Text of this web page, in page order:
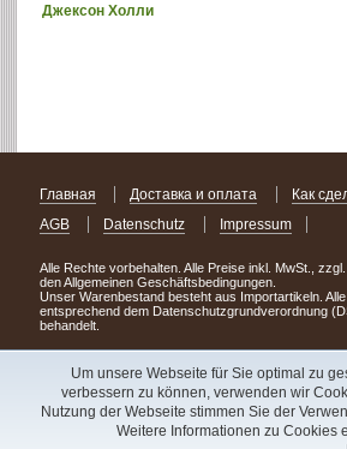
Um unsere Webseite für Sie optimal zu
verbessern zu können, verwenden wir
Nutzung der Webseite stimmen Sie der
Weitere Informationen zu Cookies
Джексон Холли
Главная Доставка и оплата
Как
AGB
Datenschutz Impressum
Alle Rechte vorbehalten. Alle Preise inkl. MwSt.,
den Allgemeinen Geschäftsbedingungen.
Unser Warenbestand besteht aus Importartikeln.
entsprechend dem Datenschutzgrundverordnung
behandelt.
Сделав заказ сегодня, уже через день или два
НОВИНКИ из Германии! Удачного поиска!
Copyright 2003 - 2023 © Express-Kniga
V.A.Vorobiev